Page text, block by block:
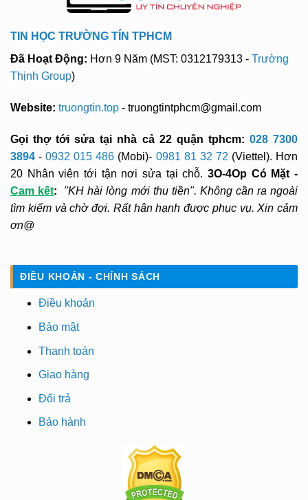
TIN HỌC TRƯỜNG TÍN TPHCM
Đã Hoạt Động: Hơn 9 Năm (MST: 0312179313 - Trường
Thịnh Group)
Website: truongtin.top - truongtintphcm@gmail.com
Gọi thợ tới sửa tại nhà cả 22 quận tphcm: 028 7300
3894-0932 015 486 (Mobi)- 0981 81 32 72 (Viettel). Hơn
20 Nhân viên tới tận nơi sửa tại chỗ. 3O-4Op Có Mặt -
Cam kết:
"KH hài lòng mới thu tiền". Không cần ra ngoài
tìm kiếm và chờ đợi. Rất hân hạnh được phục vụ. Xin cảm
ơn@
ĐIỀU KHOẢN - CHÍNH SÁCH
Điều khoản
Bảo mật
Thanh toán
Giao hàng
Đổi trả
Bảo hành